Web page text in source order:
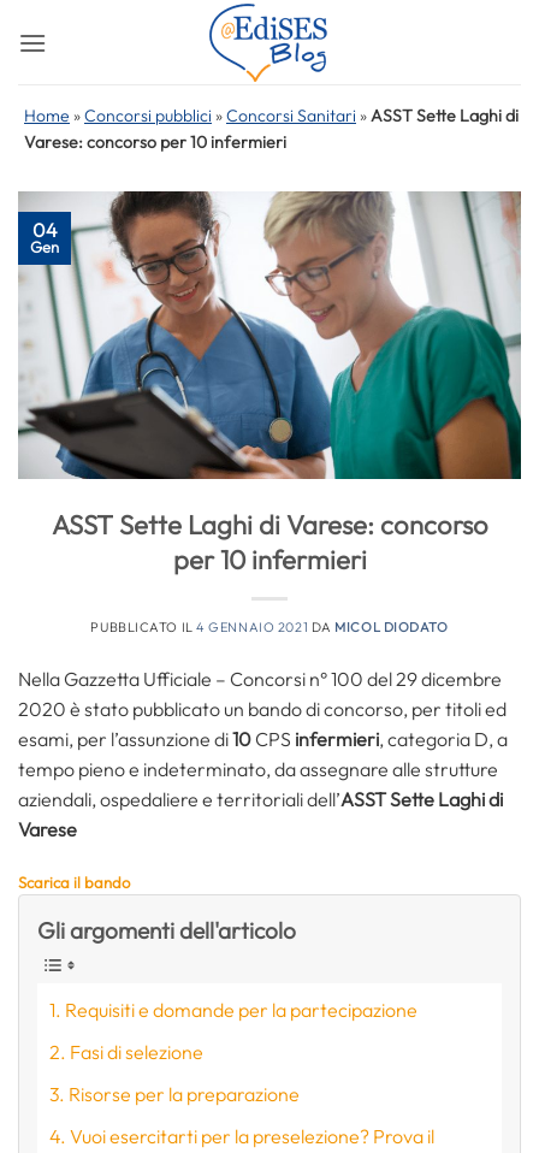
Home »Concorsi pubblici »Concorsi Sanitari »ASST Sette Laghi di
Varese: concorso per 10 infermieri
04
Gen
ASST Sette Laghi di Varese: concorso
per 10 infermieri
PUBBLICATO IL4 GENNAIO 2021 DA MICOL DIODATO
Nella Gazzetta Ufficiale – Concorsi n° 100 del 29 dicembre
2020 è stato pubblicato un bando di concorso, per titoli ed
esami, per l’assunzione di10CPS infermieri, categoria D, a
tempo pieno e indeterminato, da assegnare alle strutture
aziendali, ospedaliere e territoriali dell’ASST Sette Laghi di
Varese
Scarica il bando
Gli argomenti dell'articolo
Requisiti e domande per la partecipazione
Fasi di selezione
Risorse per la preparazione
Vuoi esercitarti per la preselezione? Prova il